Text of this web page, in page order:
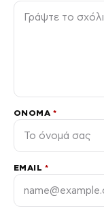
ΌΝΟΜΑ *
EMAIL *